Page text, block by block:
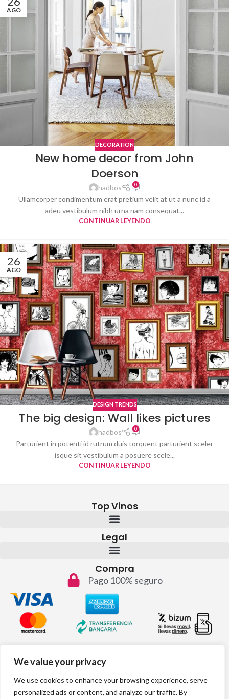
We value your privacy
We use cookies to enhance your browsing experience, serve
personalized ads or content, and analyze our traffic. By
AGO
DECORATION
New home decor from John
Doerson
hadbos 0
Ullamcorper condimentum erat pretium velit at ut a nunc id a
adeu vestibulum nibh urna nam consequat...
CONTINUAR LEYENDO
26
AGO
DESIGN TRENDS
The big design: Wall likes pictures
hadbos 0
Parturient in potenti id rutrum duis torquent parturient sceler
isque sit vestibulum a posuere scele...
CONTINUAR LEYENDO
Top Vinos
Legal
Compra
Pago 100% seguro
info@topvinos.com
2024 © Todos los derechos reservados